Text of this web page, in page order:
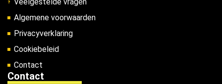
Algemene voorwaarden
Privacyverklaring
Cookiebeleid
Contact
Contact